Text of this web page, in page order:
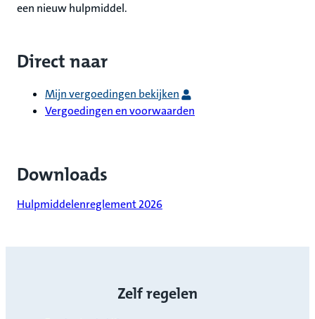
een nieuw hulpmiddel.
Direct naar
Mijn vergoedingen bekijken
Vergoedingen en voorwaarden
Downloads
Hulpmiddelenreglement 2026
Zelf regelen